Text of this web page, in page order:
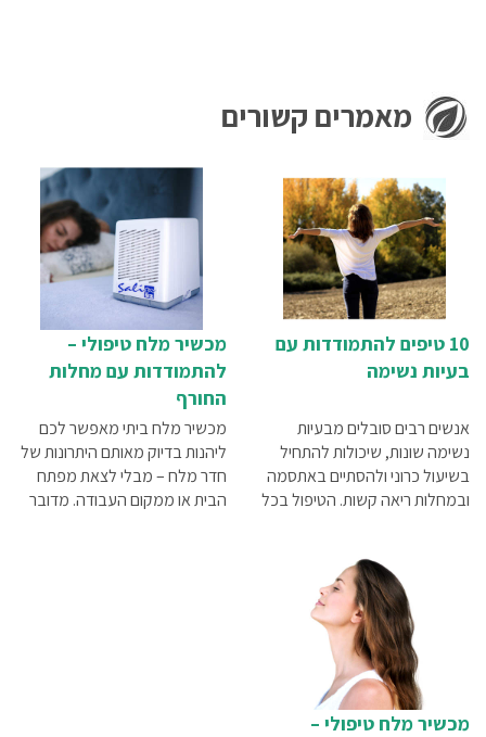
מאמרים קשורים
10 טיפים להתמודדות עם
בעיות נשימה
אנשים רבים סובלים מבעיות
נשימה שונות, שיכולות להתחיל
בשיעול כרוני ולהסתיים באתסמה
ובמחלות ריאה קשות. הטיפול בכל
מספר טיפים שרלוונטיים לכולם
ויכולים לסייע להתמודדות עם
המצב בחיי היום-יום.
מכשיר מלח טיפולי –
להתמודדות עם מחלות
החורף
מכשיר מלח ביתי מאפשר לכם
ליהנות בדיוק מאותם היתרונות של
חדר מלח – מבלי לצאת מפתח
הבית או ממקום העבודה. מדובר
מכשיר מלח טיפולי –